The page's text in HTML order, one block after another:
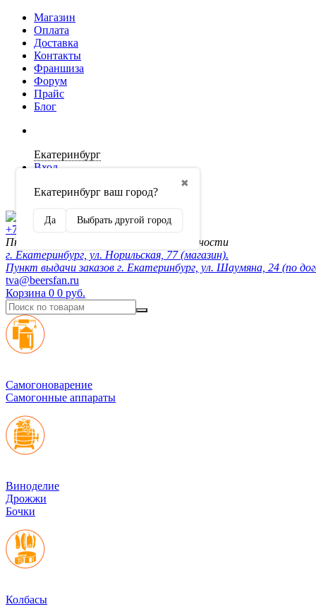
Магазин
Оплата
Доставка
Контакты
Франшиза
Форум
Прайс
Блог
Екатеринбург
✖
Екатеринбург ваш город?
Да Выбрать другой город
Вход
Регистрация
+7 (902) 872-54-70
Пн-Пт 10:00-20:00, сб-вск по договорённости
г. Екатеринбург, ул. Норильская, 77 (магазин).
Пункт выдачи заказов г. Екатеринбург, ул. Шаумяна, 24 (по
tva@beersfan.ru
Корзина 0 0 руб.
Cамогоноварение
Самогонные аппараты
Виноделие
Дрожжи
Бочки
Колбасы